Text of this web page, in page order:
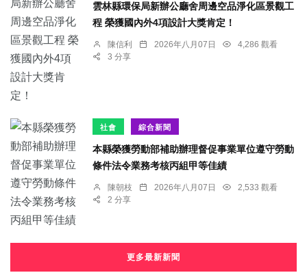
雲林縣環保局新辦公廳舍周邊空品淨化區景觀工
程 榮獲國內外4項設計大獎肯定！
陳信利 2026年八月07日
4,286 觀看
3 分享
社會 綜合新聞
本縣榮獲勞動部補助辦理督促事業單位遵守勞動
條件法令業務考核丙組甲等佳績
陳朝枝 2026年八月07日
2,533 觀看
2 分享
更多最新新聞